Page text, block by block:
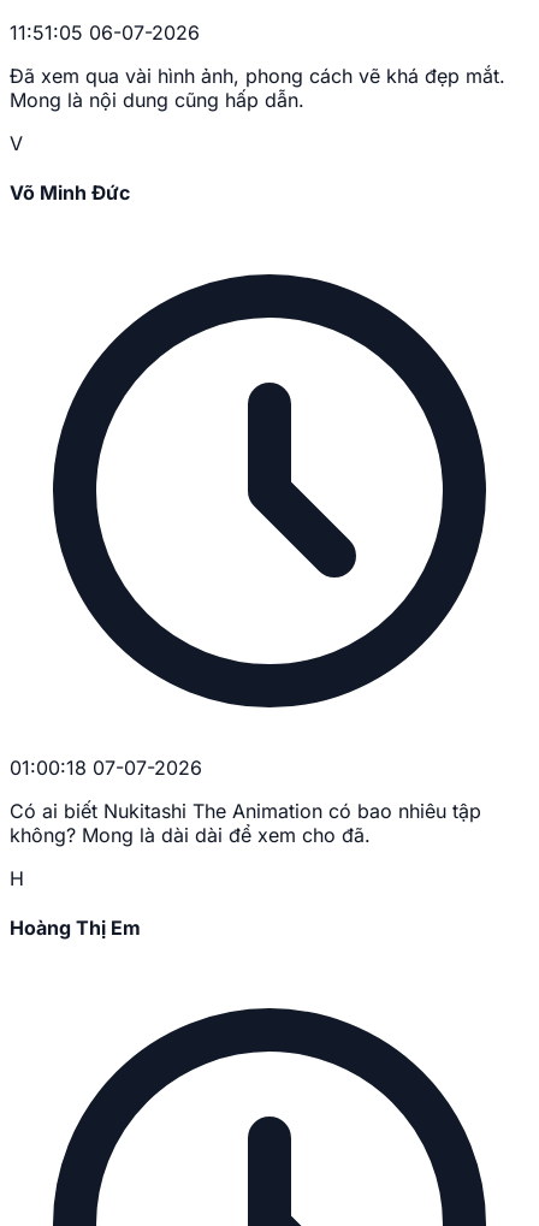
11:51:05 06-07-2026
Đã xem qua vài hình ảnh, phong cách vẽ khá đẹp mắt.
Mong là nội dung cũng hấp dẫn.
V
Võ Minh Đức
01:00:18 07-07-2026
Có ai biết Nukitashi The Animation có bao nhiêu tập
không? Mong là dài dài để xem cho đã.
H
Hoàng Thị Em